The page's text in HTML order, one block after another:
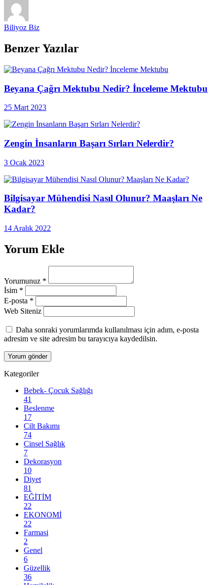
Biliyoz Biz
Benzer Yazılar
Beyana Çağrı Mektubu Nedir? İnceleme Mektubu
25 Mart 2023
Zengin İnsanların Başarı Sırları Nelerdir?
3 Ocak 2023
Bilgisayar Mühendisi Nasıl Olunur? Maaşları Ne
Kadar?
14 Aralık 2022
Yorum Ekle
Yorumunuz *
İsim *
E-posta *
Web Siteniz
Daha sonraki yorumlarımda kullanılması için adım, e-posta
adresim ve site adresim bu tarayıcıya kaydedilsin.
Kategoriler
Bebek- Çocuk Sağlığı
41
Beslenme
17
Cilt Bakımı
74
Cinsel Sağlık
7
Dekorasyon
10
Diyet
81
EĞİTİM
22
EKONOMİ
22
Farmasi
2
Genel
6
Güzellik
36